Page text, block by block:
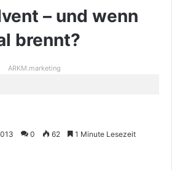
– und wenn
brennt?
ARKM.marketing
0 62 1 Minute Lesezeit